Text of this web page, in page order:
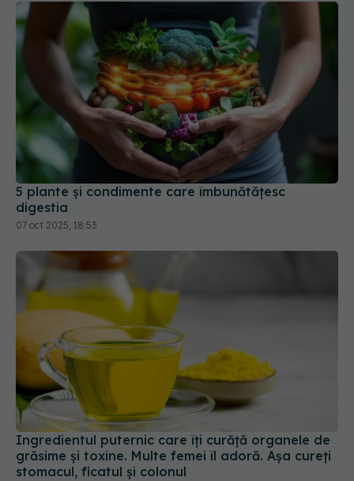
5 plante și condimente care îmbunătățesc
digestia
07 oct 2025, 18:53
Ingredientul puternic care îți curăță organele de
grăsime și toxine. Multe femei îl adoră. Așa cureți
stomacul, ficatul și colonul